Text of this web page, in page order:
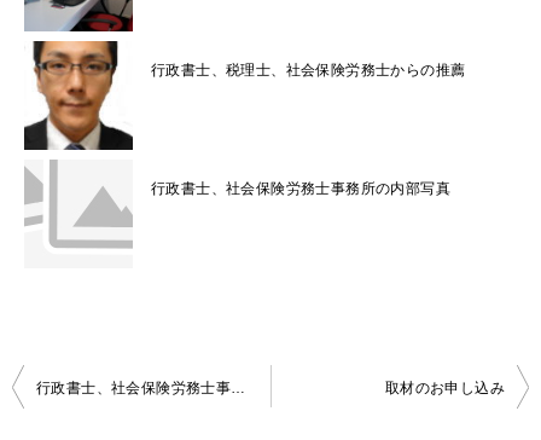
行政書士、税理士、社会保険労務士からの推薦
行政書士、社会保険労務士事務所の内部写真
投
行政書士、社会保険労務士事務所の内部写真 取材のお申し込み